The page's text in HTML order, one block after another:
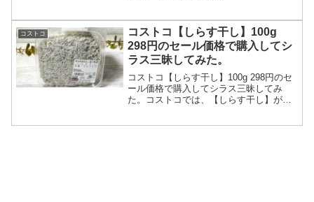
コストコ
コストコ【しらす干し】100g
298円のセール価格で購入してシ
ラス三昧してみた。
コストコ【しらす干し】100g 298円のセ
ール価格で購入してシラス三昧してみ
た。コストコでは、【しらす干し】が大